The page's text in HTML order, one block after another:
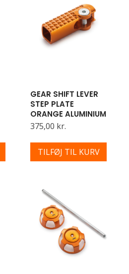
GEAR SHIFT LEVER
STEP PLATE
ORANGE ALUMINIUM
375,00 kr.
TILFØJ TIL KURV